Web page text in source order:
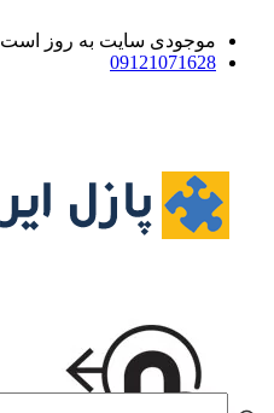
موجودی سایت به روز است
09121071628